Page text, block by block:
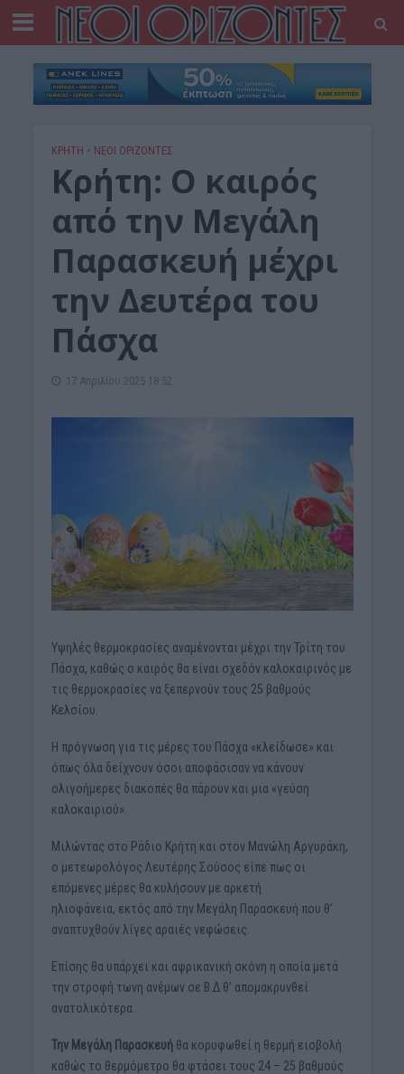
ΚΡΗΤΗ • ΝΕΟΙ ΟΡΙΖΟΝΤΕΣ
Κρήτη: Ο καιρός
από την Μεγάλη
Παρασκευή μέχρι
την Δευτέρα του
Πάσχα
17 Απριλίου 2025 18:52
Υψηλές θερμοκρασίες αναμένονται μέχρι την Τρίτη του
Πάσχα, καθώς ο καιρός θα είναι σχεδόν καλοκαιρινός με
τις θερμοκρασίες να ξεπερνούν τους 25 βαθμούς
Κελσίου.
Η πρόγνωση για τις μέρες του Πάσχα «κλείδωσε» και
όπως όλα δείχνουν όσοι αποφάσισαν να κάνουν
ολιγοήμερες διακοπές θα πάρουν και μια «γεύση
καλοκαιριού».
Μιλώντας στο Ράδιο Κρήτη και στον Μανώλη Αργυράκη,
ο μετεωρολόγος Λευτέρης Σούσος είπε πως οι
επόμενες μέρες θα κυλήσουν με αρκετή
ηλιοφάνεια, εκτός από την Μεγάλη Παρασκευή που θ’
αναπτυχθούν λίγες αραιές νεφώσεις.
Επίσης θα υπάρχει και αφρικανική σκόνη η οποία μετά
την στροφή τωνη ανέμων σε Β.Δ θ’ απομακρυνθεί
ανατολικότερα.
Την Μεγάλη Παρασκευή θα κορυφωθεί η θερμή εισβολή
καθώς το θερμόμετρο θα φτάσει τους 24 – 25 βαθμούς